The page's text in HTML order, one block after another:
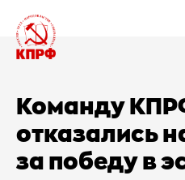
Команду
отказались
за победу в